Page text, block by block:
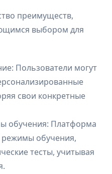
преимуществ,
выбором для
Пользователи могут
свои конкретные
обучения: Платформа
режимы обучения,
тесты, учитывая